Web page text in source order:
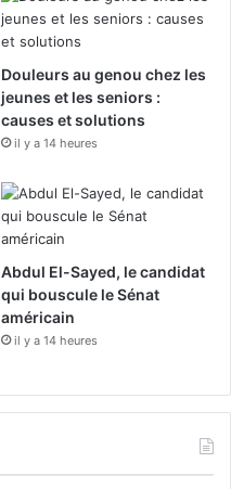
u
e
a
r
a
m
Douleurs au genou chez les
jeunes et les seniors :
causes et solutions
il y a 14 heures
Abdul El-Sayed, le candidat
qui bouscule le Sénat
américain
il y a 14 heures